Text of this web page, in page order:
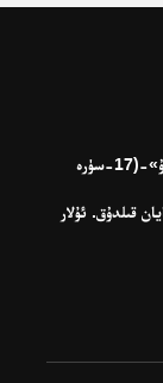
«شۈبھىسىزكى، بۇ قۇرئان ئەڭ توغرا يولغا باشلايدۇ»-(17-سۈرە
قىلدۇق. ئۇلار